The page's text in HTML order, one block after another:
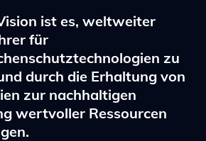
ist es, weltweiter
für
zu
durch die Erhaltung von
zur nachhaltigen
wertvoller Ressourcen